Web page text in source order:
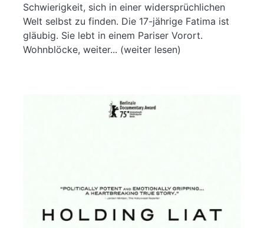
Schwierigkeit, sich in einer widersprüchlichen
Welt selbst zu finden. Die 17-jährige Fatima ist
gläubig. Sie lebt in einem Pariser Vorort.
Wohnblöcke, weiter... (weiter lesen)